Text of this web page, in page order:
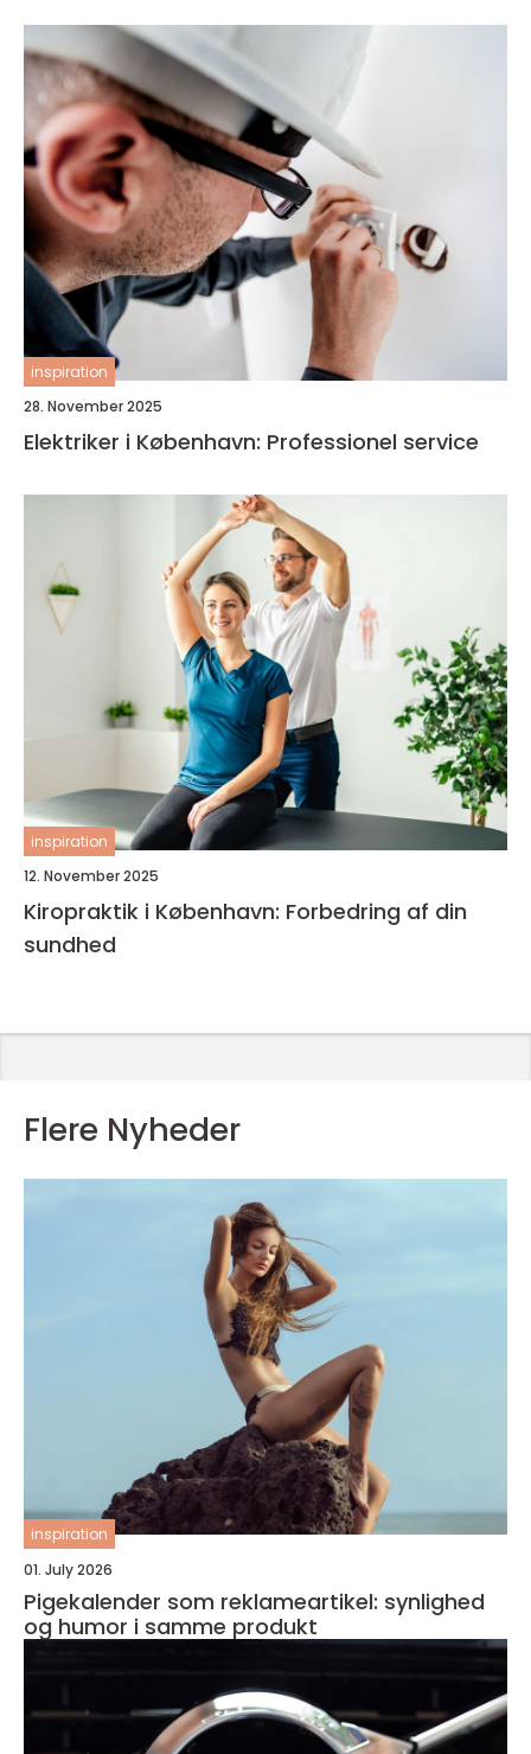
inspiration
28. November 2025
Elektriker i København: Professionel service
inspiration
12. November 2025
Kiropraktik i København: Forbedring af din
sundhed
Flere Nyheder
inspiration
01. July 2026
Pigekalender som reklameartikel: synlighed
og humor i samme produkt